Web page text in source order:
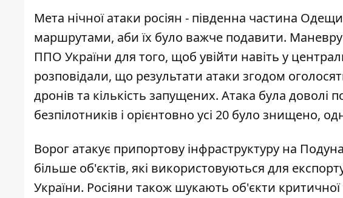
Мета нічної атаки росіян - південна частина
маршрутами, аби їх було важче подавити.
ППО України для того, щоб увійти навіть у
розповідали, що результати атаки згодом
дронів та кількість запущених. Атака була
безпілотників і орієнтовно усі 20 було знищено,
Ворог атакує припортову інфраструктуру на
більше об'єктів, які використовуються для
України. Росіяни також шукають об'єкти